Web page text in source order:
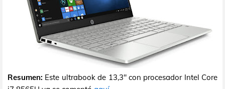
Resumen: Este ultrabook de 13,3" con procesador Intel Core